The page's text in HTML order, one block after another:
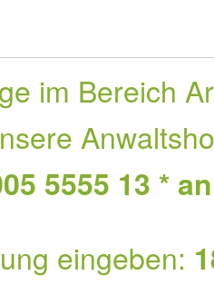
im Bereich
5555 13 *
eingeben: